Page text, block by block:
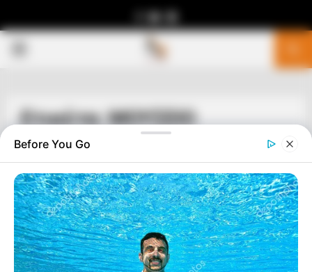
Ετικέτα: ΜΟΥΣΕΙΟ
Before You Go